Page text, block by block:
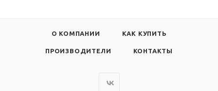
О КОМПАНИИ КАК КУПИТЬ
ПРОИЗВОДИТЕЛИ КОНТАКТЫ